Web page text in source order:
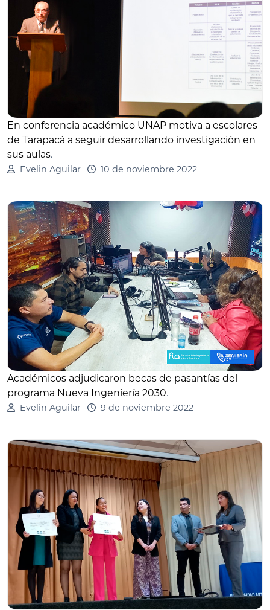
En conferencia académico UNAP motiva a escolares
de Tarapacá a seguir desarrollando investigación en
sus aulas.
Evelin Aguilar 10 de noviembre 2022
Académicos adjudicaron becas de pasantías del
programa Nueva Ingeniería 2030.
Evelin Aguilar 9 de noviembre 2022